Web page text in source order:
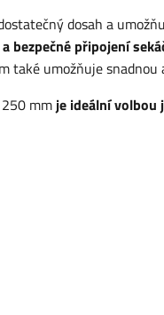
dosah a
bezpečné připojení
také umožňuje
mmje ideální volbou